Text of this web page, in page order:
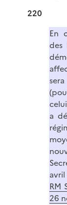
220
En
des
a
RM
26